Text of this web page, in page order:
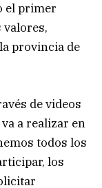
el primer
valores,
provincia de
de videos
a realizar en
todos los
los